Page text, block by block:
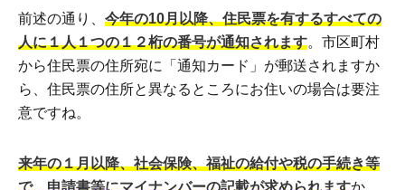
前述の通り、 今年の10月以降、住民票を有するすべての
人に１人１つの１２桁の番号が通知されます。市区町村
から住民票の住所宛に「通知カード」が郵送されますか
ら、住民票の住所と異なるところにお住いの場合は要注
意ですね。
来年の１月以降、社会保険、福祉の給付や税の手続き等